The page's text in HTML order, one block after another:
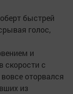
быстрей
голос,
и
скорости с
оторвался
из